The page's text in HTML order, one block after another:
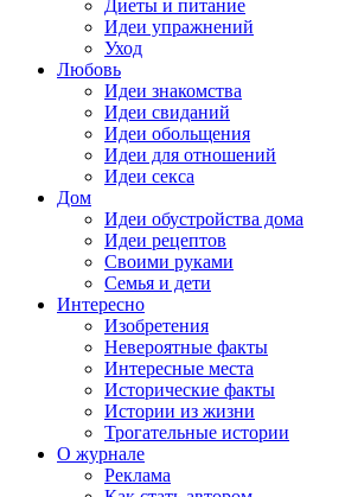
Диеты и питание
Идеи упражнений
Уход
Любовь
Идеи знакомства
Идеи свиданий
Идеи обольщения
Идеи для отношений
Идеи секса
Дом
Идеи обустройства дома
Идеи рецептов
Своими руками
Семья и дети
Интересно
Изобретения
Невероятные факты
Интересные места
Исторические факты
Истории из жизни
Трогательные истории
О журнале
Реклама